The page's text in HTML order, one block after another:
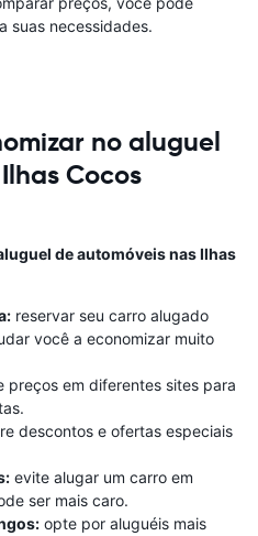
suas necessidades.
no aluguel
Cocos
de automóveis nas Ilhas
reservar seu carro alugado
você a economizar muito
preços em diferentes sites para
descontos e ofertas especiais
evite alugar um carro em
ser mais caro.
opte por aluguéis mais